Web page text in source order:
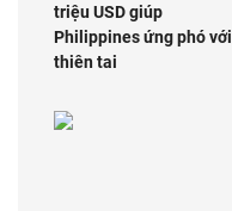
triệu USD giúp
Philippines ứng phó với
thiên tai